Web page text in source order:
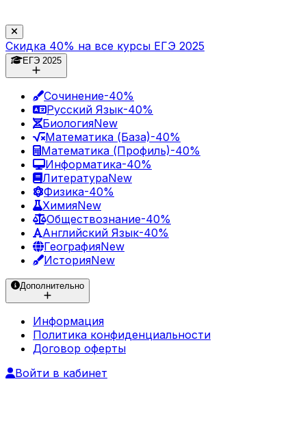
Скидка 40% на все курсы ЕГЭ 2025
ЕГЭ 2025
Сочинение-40%
Русский Язык-40%
БиологияNew
Математика (База)-40%
Математика (Профиль)-40%
Информатика-40%
ЛитератураNew
Физика-40%
ХимияNew
Обществознание-40%
Английский Язык-40%
ГеографияNew
ИсторияNew
Дополнительно
Информация
Политика конфиденциальности
Договор оферты
Войти в кабинет